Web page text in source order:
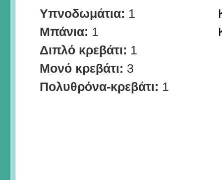
Υπνοδωμάτια: 1
Μπάνια: 1
Διπλό κρεβάτι: 1
Μονό κρεβάτι: 3
Πολυθρόνα-κρεβάτι: 1